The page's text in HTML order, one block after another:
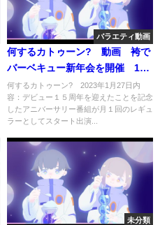
バラエティ動画
何するカトゥーン? 動画 袴で
バーベキュー新年会を開催 1月
27日
何するカトゥーン? 2023年1月27日内
容：デビュー１５周年を迎えたことを記念
したアニバーサリー番組が月１回のレギュ
ラーとしてスタート出演...
未分類